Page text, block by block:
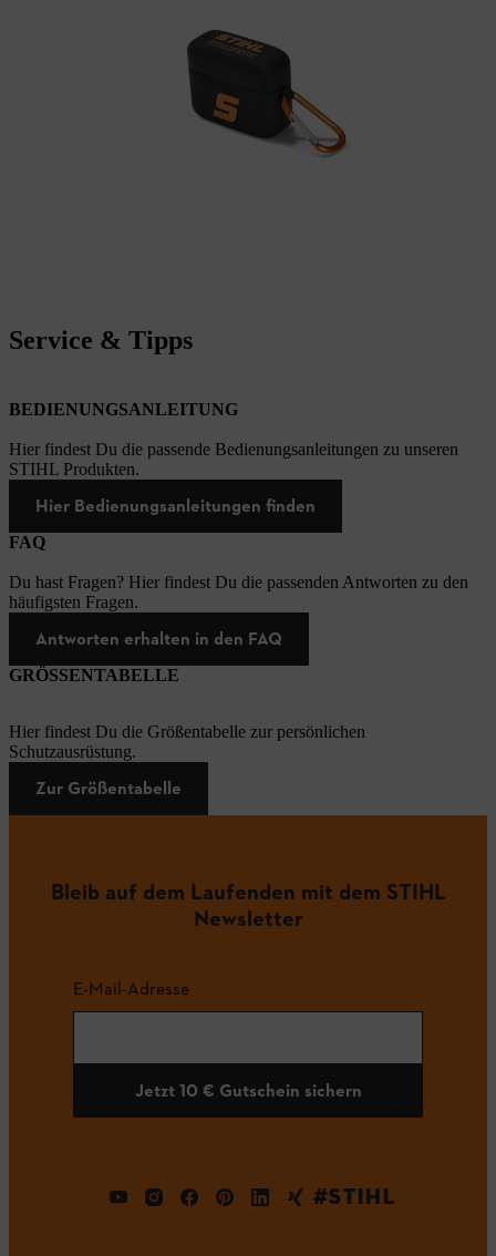
Service & Tipps
BEDIENUNGSANLEITUNG
Hier findest Du die passende Bedienungsanleitungen zu unseren
STIHL Produkten.
Hier Bedienungsanleitungen finden
FAQ
Du hast Fragen? Hier findest Du die passenden Antworten zu den
häufigsten Fragen.
Antworten erhalten in den FAQ
GRÖSSENTABELLE
Hier findest Du die Größentabelle zur persönlichen
Schutzausrüstung.
Zur Größentabelle
Bleib auf dem Laufenden mit dem STIHL
Newsletter
E-Mail-Adresse
Jetzt 10 € Gutschein sichern
#STIHL